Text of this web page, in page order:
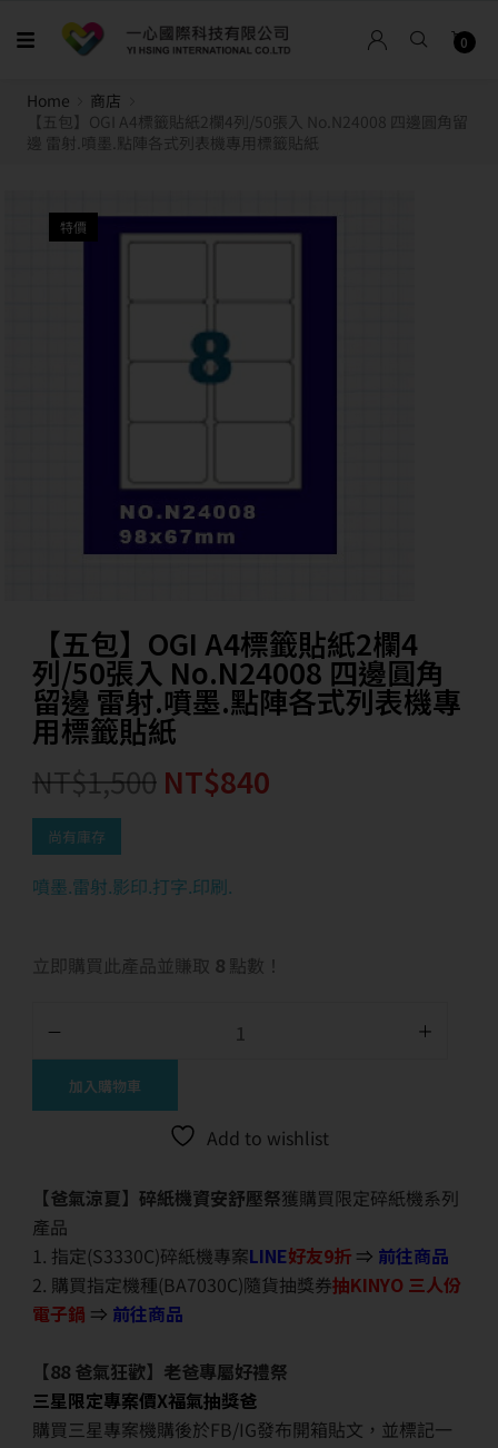
0
Home
商店
【五包】OGI A4標籤貼紙2欄4列/50張入 No.N24008 四邊圓角留
邊 雷射.噴墨.點陣各式列表機專用標籤貼紙
特價
【五包】OGI A4標籤貼紙2欄4
列/50張入 No.N24008 四邊圓角
留邊 雷射.噴墨.點陣各式列表機專
用標籤貼紙
NT$1,500 NT$840
尚有庫存
噴墨.雷射.影印.打字.印刷.
立即購買此產品並賺取 8 點數！
加入購物車
Add to wishlist
【爸氣涼夏】碎紙機資安舒壓祭獲購買限定碎紙機系列
產品
1. 指定(S3330C)碎紙機專案LINE好友9折 ⇒ 前往商品
2. 購買指定機種(BA7030C)隨貨抽獎券抽KINYO 三人份
電子鍋 ⇒ 前往商品
【88 爸氣狂歡】老爸專屬好禮祭
三星限定專案價X福氣抽獎爸
購買三星專案機購後於FB/IG發布開箱貼文，並標記一